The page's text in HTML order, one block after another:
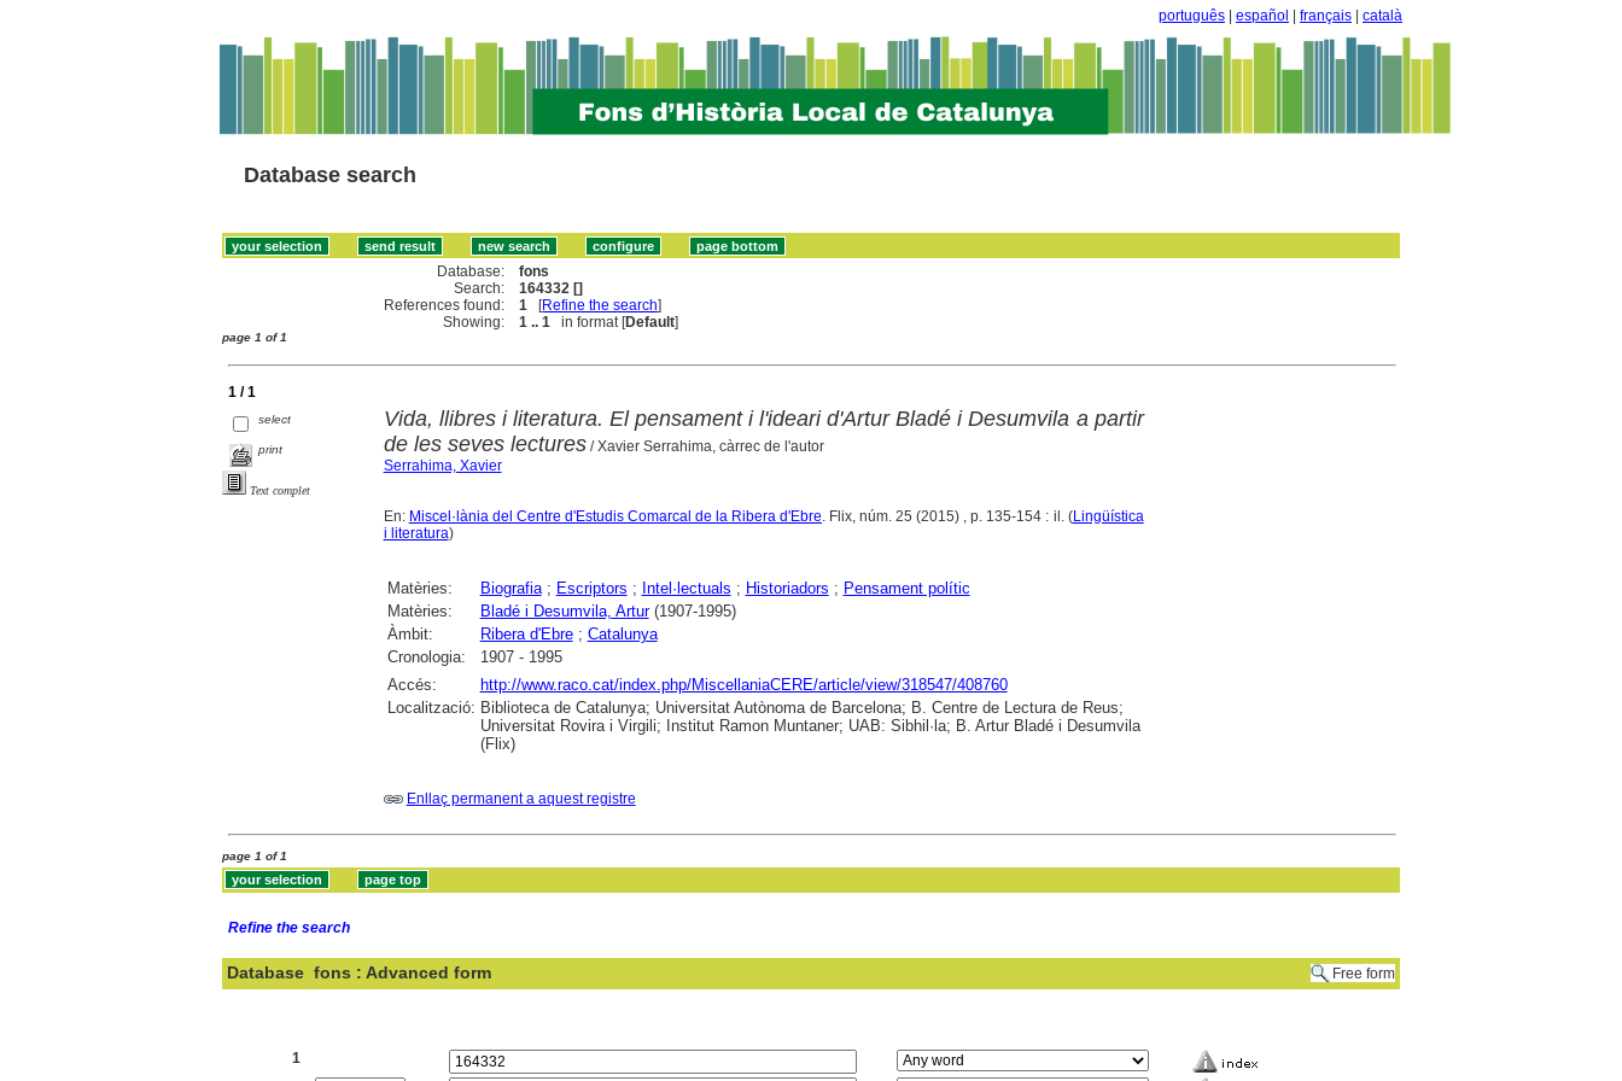
português español français català
Database search
Database:
fons
Search:
164332 []
References found:
1 [Refine the search]
Showing:
1 .. 1 in format [Default]
page 1 of 1
1 / 1
select
print
Text complet
Vida, llibres i literatura. El pensament i l'ideari d'Artur Bladé i Desumvila a partir
de les seves lectures/ Xavier Serrahima, càrrec de l'autor
Serrahima, Xavier
En: Miscel·lània del Centre d'Estudis Comarcal de la Ribera d'Ebre. Flix, núm. 25 (2015) , p. 135-154 : il. (Lingüística
i literatura)
Matèries: Biografia; Escriptors ; Intel·lectuals ; Historiadors ; Pensament polític
Matèries:
Bladé i Desumvila, Artur(1907-1995)
Àmbit:
Ribera d'Ebre; Catalunya
Cronologia:
1907 - 1995
Accés:
http://www.raco.cat/index.php/MiscellaniaCERE/article/view/318547/408760
Localització: Biblioteca de Catalunya; Universitat Autònoma de Barcelona; B. Centre de Lectura de Reus;
Universitat Rovira i Virgili; Institut Ramon Muntaner; UAB: Sibhil·la; B. Artur Bladé i Desumvila
(Flix)
Enllaç permanent a aquest registre
page 1 of 1
Refine the search
Database fons : Advanced form Free form
1